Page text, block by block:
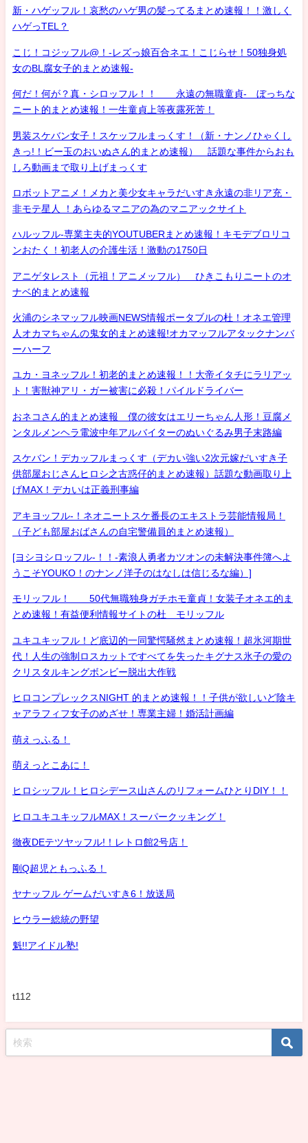
新・ハゲッフル！哀愁のハゲ男の髪ってるまとめ速報！！激しく
ハゲっTEL？
こじ！コジッフル@！-レズっ娘百合ネエ！こじらせ！50独身処
女のBL腐女子的まとめ速報-
何だ！何が？真・シロッフル！！ 永遠の無職童貞- ぼっちな
ニート的まとめ速報！一生童貞上等夜露死苦！
男装スケバン女子！スケッフルまっくす！（新・ナンノひゃくし
きっ!！ビー玉のおいぬさん的まとめ速報） 話題な事件からおも
しろ動画まで取り上げまっくす
ロボットアニメ！メカと美少女キャラだいすき永遠の非リア充・
非モテ星人 ！あらゆるマニアの為のマニアックサイト
ハルッフル-専業主夫的YOUTUBERまとめ速報！キモデブロリコ
ンおたく！初老人の介護生活！激動の1750日
アニゲタレスト（元祖！アニメッフル） ひきこもりニートのオ
ナベ的まとめ速報
火浦のシネマッフル映画NEWS情報ポータブルの杜！オネエ管理
人オカマちゃんの鬼女的まとめ速報!オカマッフルアタックナンバ
ーハーフ
ユカ・ヨネッフル！初老的まとめ速報！！大帝イタチにラリアッ
ト！害獣神アリ・ガー被害に必殺！パイルドライバー
おネコさん的まとめ速報 僕の彼女はエリーちゃん人形！豆腐メ
ンタルメンヘラ電波中年アルバイターのぬいぐるみ男子末路編
スケバン！デカッフルまっくす（デカい強い2次元嫁だいすき子
供部屋おじさんヒロシ之古惑仔的まとめ速報）話題な動画取り上
げMAX！デカいは正義刑事編
アキヨッフル-！ネオニートスケ番長のエキストラ芸能情報局！
（子ども部屋おばさんの自宅警備員的まとめ速報）
[ヨシヨシロッフル-！！-素浪人勇者カツオンの未解決事件簿へよ
うこそYOUKO！のナンノ洋子のはなしは信じるな編）]
モリッフル！ 50代無職独身ガチホモ童貞！女装子オネエ的ま
とめ速報！有益便利情報サイトの杜 モリッフル
ユキユキッフル！ど底辺的一同驚愕騒然まとめ速報！超氷河期世
代！人生の強制ロスカットですべてを失ったキグナス氷子の愛の
クリスタルキングボンビー脱出大作戦
ヒロコンプレックスNIGHT 的まとめ速報！！子供が欲しいど陰キ
ャアラフィフ女子のめざせ！専業主婦！婚活計画編
萌えっふる！
萌えっとこあに！
ヒロシッフル！ヒロシデース山さんのリフォームひとりDIY！！
ヒロユキユキッフルMAX！スーパークッキング！
徹夜DEテツヤッフル!！レトロ館2号店！
剛Q超児ともっふる！
ヤナッフル ゲームだいすき6！放送局
ヒウラー総統の野望
魁!!アイドル塾!
t112